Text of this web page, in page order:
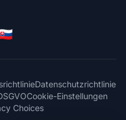
Datenschutzrichtlinie
Cookie-Einstellungen
Choices